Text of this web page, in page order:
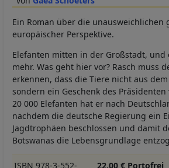
Ein Roman über die unausweichlichen
europäischer Perspektive.
Elefanten mitten in der Großstadt, und
mehr. Was geht hier vor? Rasch muss
erkennen, dass die Tiere nicht aus
sondern ein Geschenk des
20 000 Elefanten hat er nach
nachdem die deutsche Regierung ein
Jagdtrophäen beschlossen und damit
Botswanas die Lebensgrundlage
ISBN 978-3-552-
22,00 € Portofrei